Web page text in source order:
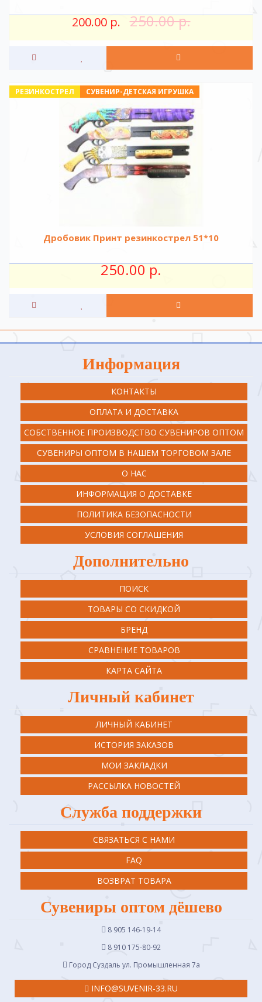
200.00 р. 250.00 р.
СУВЕНИР-ДЕТСКАЯ ИГРУШКА
РЕЗИНКОСТРЕЛ
Дробовик Принт резинкострел 51*10
250.00 р.
Информация
КОНТАКТЫ
ОПЛАТА И ДОСТАВКА
СОБСТВЕННОЕ ПРОИЗВОДСТВО СУВЕНИРОВ ОПТОМ
СУВЕНИРЫ ОПТОМ В НАШЕМ ТОРГОВОМ ЗАЛЕ
О НАС
ИНФОРМАЦИЯ О ДОСТАВКЕ
ПОЛИТИКА БЕЗОПАСНОСТИ
УСЛОВИЯ СОГЛАШЕНИЯ
Дополнительно
ПОИСК
ТОВАРЫ СО СКИДКОЙ
БРЕНД
СРАВНЕНИЕ ТОВАРОВ
КАРТА САЙТА
Личный кабинет
ЛИЧНЫЙ КАБИНЕТ
ИСТОРИЯ ЗАКАЗОВ
МОИ ЗАКЛАДКИ
РАССЫЛКА НОВОСТЕЙ
Служба поддержки
СВЯЗАТЬСЯ С НАМИ
FAQ
ВОЗВРАТ ТОВАРА
Сувениры оптом дёшево
8 905 146-19-14
8 910 175-80-92
Город Суздаль ул. Промышленная 7a
INFO@SUVENIR-33.RU